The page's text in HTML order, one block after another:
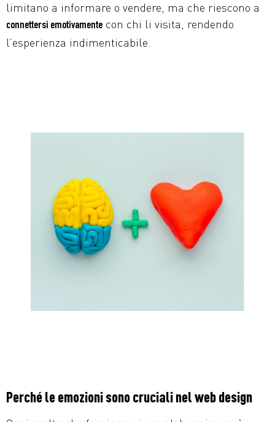
limitano a informare o vendere, ma che riescono a
connettersi emotivamente con chi li visita, rendendo
l’esperienza indimenticabile.
Perché le emozioni sono cruciali nel web design